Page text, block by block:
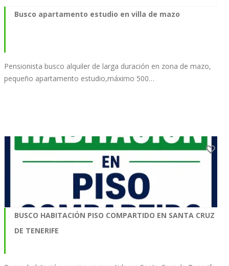
Busco apartamento estudio en villa de mazo
Pensionista busco alquiler de larga duración en zona de mazo,
pequeño apartamento estudio,máximo 500…
BUSCO HABITACIÓN PISO COMPARTIDO EN SANTA CRUZ
DE TENERIFE